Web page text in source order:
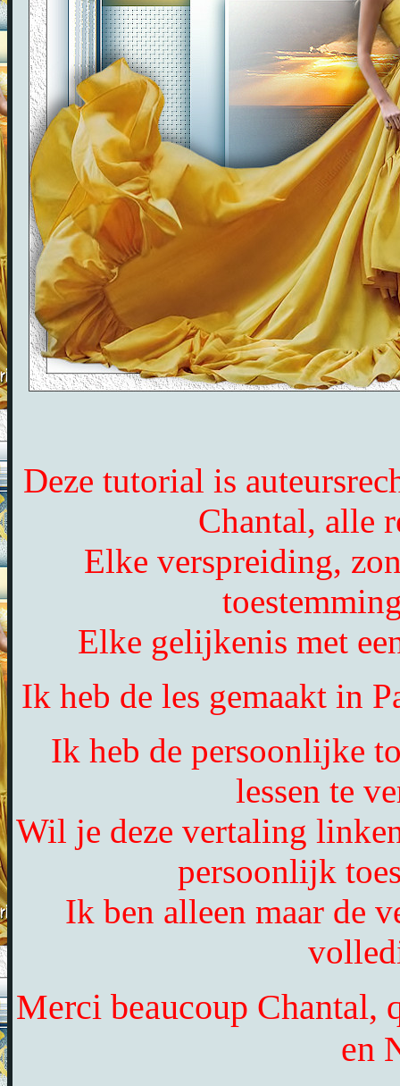
Deze tutorial is
Chantal, alle
Elke verspreiding,
Elke gelijkenis met
Ik heb de les gemaakt in
Ik heb de persoonlijke
lessen te
Wil je deze vertaling
persoonlijk
Ik ben alleen maar de
Merci beaucoup Chantal,
en